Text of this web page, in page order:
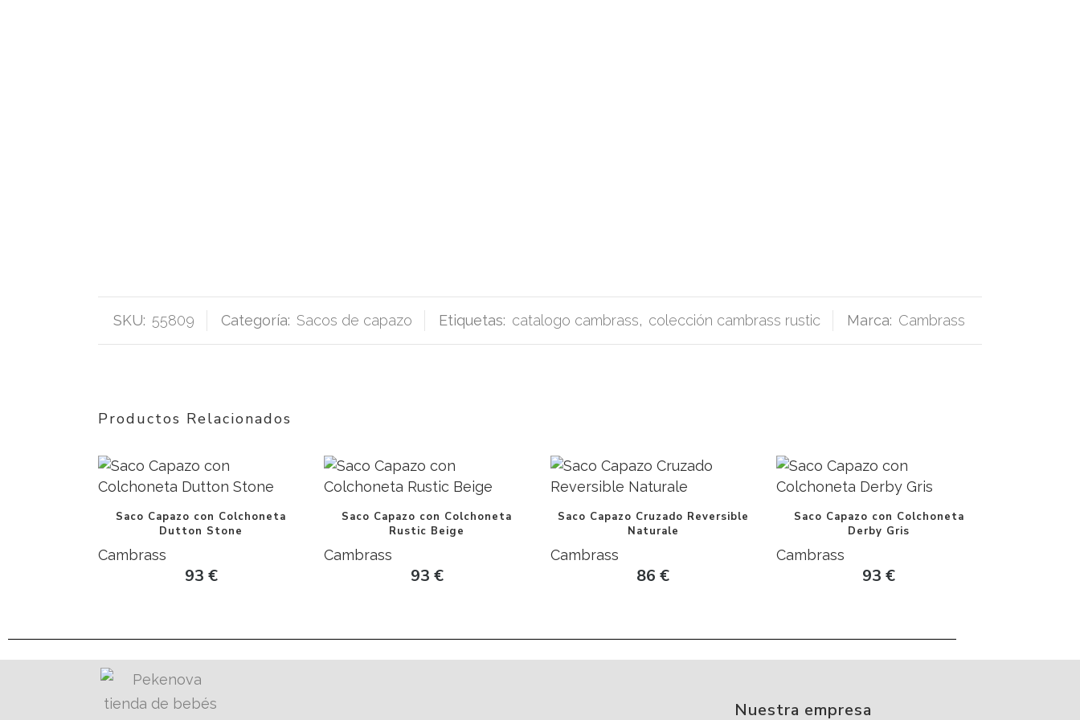
SKU: 55809 Categoría: Sacos de capazo Etiquetas: catalogo cambrass, colección cambrass rustic Marca: Cambrass
Productos Relacionados
Saco Capazo con Colchoneta
Dutton Stone
Cambrass
93 €
Saco Capazo con Colchoneta
Rustic Beige
Cambrass
93 €
Saco Capazo Cruzado Reversible
Naturale
Cambrass
86€
Saco Capazo con Colchoneta
Derby Gris
Cambrass
93€
Nuestra empresa